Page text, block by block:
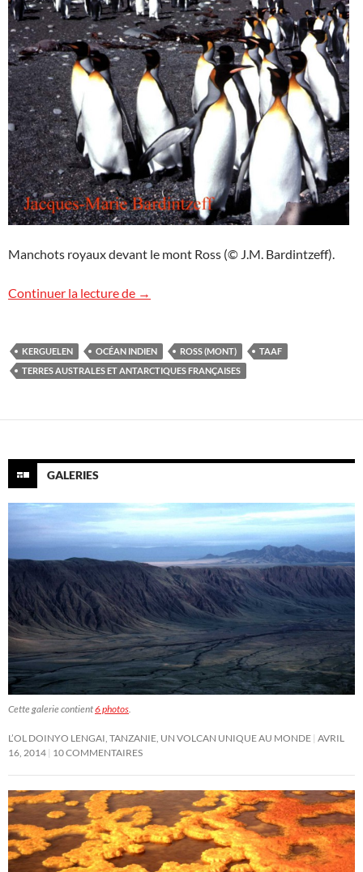
Manchots royaux devant le mont Ross (© J.M. Bardintzeff).
Continuer la lecture de Image de Kerguelen
→
KERGUELEN OCÉAN INDIEN ROSS (MONT)
TAAF
TERRES AUSTRALES ET ANTARCTIQUES FRANÇAISES
GALERIES
Cette galerie contient6 photos
L’OL DOINYO LENGAI, TANZANIE, UN VOLCAN UNIQUE AU MONDE AVRIL
16, 2014 10 COMMENTAIRES